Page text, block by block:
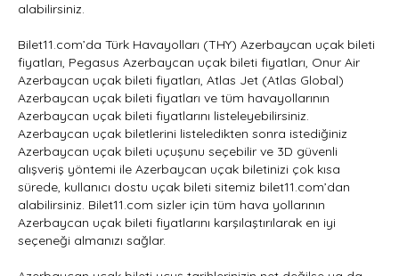
alabilirsiniz.
Bilet11.com’da Türk Havayolları (THY) Azerbaycan uçak bileti
fiyatları, Pegasus Azerbaycan uçak bileti fiyatları, Onur Air
Azerbaycan uçak bileti fiyatları, Atlas Jet (Atlas Global)
Azerbaycan uçak bileti fiyatları ve tüm havayollarının
Azerbaycan uçak bileti fiyatlarını listeleyebilirsiniz.
Azerbaycan uçak biletlerini listeledikten sonra istediğiniz
Azerbaycan uçak bileti uçuşunu seçebilir ve 3D güvenli
alışveriş yöntemi ile Azerbaycan uçak biletinizi çok kısa
sürede, kullanıcı dostu uçak bileti sitemiz bilet11.com’dan
alabilirsiniz. Bilet11.com sizler için tüm hava yollarının
Azerbaycan uçak bileti fiyatlarını karşılaştırılarak en iyi
seçeneği almanızı sağlar.